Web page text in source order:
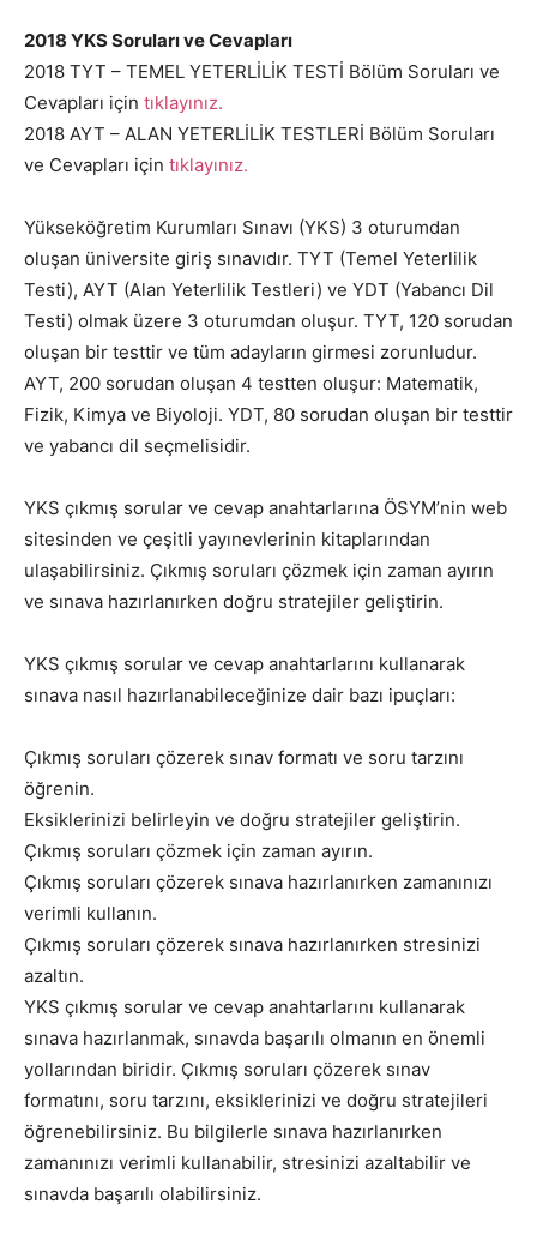
2018 YKS Soruları ve Cevapları
2018 TYT – TEMEL YETERLİLİK TESTİ Bölüm Soruları ve
Cevapları için tıklayınız.
2018 AYT – ALAN YETERLİLİK TESTLERİ Bölüm Soruları
ve Cevapları için tıklayınız.
Yükseköğretim Kurumları Sınavı (YKS) 3 oturumdan
oluşan üniversite giriş sınavıdır. TYT (Temel Yeterlilik
Testi), AYT (Alan Yeterlilik Testleri) ve YDT (Yabancı Dil
Testi) olmak üzere 3 oturumdan oluşur. TYT, 120 sorudan
oluşan bir testtir ve tüm adayların girmesi zorunludur.
AYT, 200 sorudan oluşan 4 testten oluşur: Matematik,
Fizik, Kimya ve Biyoloji. YDT, 80 sorudan oluşan bir testtir
ve yabancı dil seçmelisidir.
YKS çıkmış sorular ve cevap anahtarlarına ÖSYM’nin web
sitesinden ve çeşitli yayınevlerinin kitaplarından
ulaşabilirsiniz. Çıkmış soruları çözmek için zaman ayırın
ve sınava hazırlanırken doğru stratejiler geliştirin.
YKS çıkmış sorular ve cevap anahtarlarını kullanarak
sınava nasıl hazırlanabileceğinize dair bazı ipuçları:
Çıkmış soruları çözerek sınav formatı ve soru tarzını
öğrenin.
Eksiklerinizi belirleyin ve doğru stratejiler geliştirin.
Çıkmış soruları çözmek için zaman ayırın.
Çıkmış soruları çözerek sınava hazırlanırken zamanınızı
verimli kullanın.
Çıkmış soruları çözerek sınava hazırlanırken stresinizi
azaltın.
YKS çıkmış sorular ve cevap anahtarlarını kullanarak
sınava hazırlanmak, sınavda başarılı olmanın en önemli
yollarından biridir. Çıkmış soruları çözerek sınav
formatını, soru tarzını, eksiklerinizi ve doğru stratejileri
öğrenebilirsiniz. Bu bilgilerle sınava hazırlanırken
zamanınızı verimli kullanabilir, stresinizi azaltabilir ve
sınavda başarılı olabilirsiniz.